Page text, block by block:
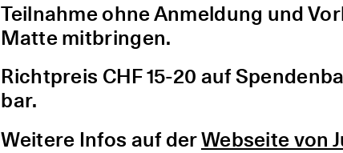
Teilnahme ohne Anmeldung und
Matte mitbringen.
Richtpreis CHF 15-20 auf
bar.
Weitere Infos auf derWebseite von